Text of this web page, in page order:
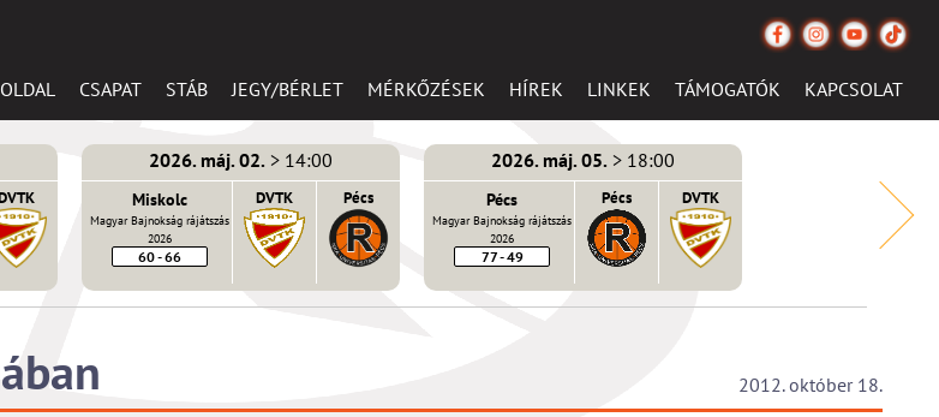
CSAPAT STÁB JEGY/BÉRLET MÉRKŐZÉSEK HÍREK LINKEK TÁMOGATÓK KAPCSOLAT
2026. máj. 02. > 14:00
Miskolc
Magyar Bajnokság rájátszás
2026
60 - 66
DVTK Pécs
2026. máj. 05. > 18:00
Pécs
Magyar Bajnokság rájátszás
2026
77 - 49
Pécs DVTK
2012. október 18.